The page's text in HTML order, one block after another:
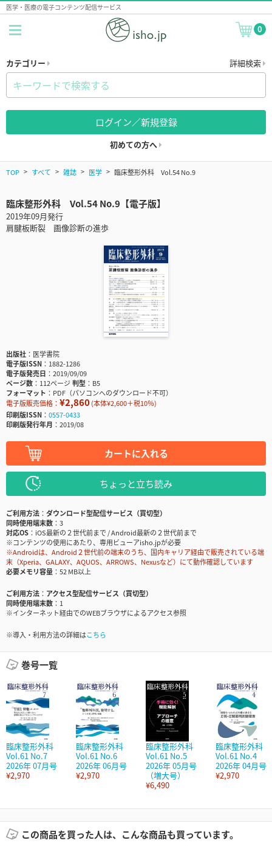
医学・医療の電子コンテンツ配信サービス
0
カテゴリー 詳細検索
ログイン／新規登録
初めての方へ
TOP すべて 雑誌 医学 臨床整形外科 Vol.54 No.9
臨床整形外科 Vol.54 No.9【電子版】
2019年09月発行
肩腱板断裂 画像診断の進歩
出版社
医学書院
電子版ISSN
1882-1286
電子版発売日
2019/09/09
ページ数
112ページ判型
B5
フォーマット
PDF（パソコンへのダウンロード不可）
電子版販売価格： ¥2,860(本体¥2,600＋税10％)
印刷版ISSN
0557-0433
印刷版発行年月
2019/08
カートに入れる
ちょっと立ち読み
ご利用方法
ダウンロード型配信サービス（買切型）
同時使用端末数
3
対応OS
iOS最新の２世代前まで / Android最新の２世代前まで
※コンテンツの使用にあたり、専用ビューアisho.jpが必要
※Androidは、Android２世代前の端末のうち、国内キャリア経由で販売されている端
末（Xperia、GALAXY、AQUOS、ARROWS、Nexusなど）にて動作確認しています
必要メモリ容量
52 MB以上
ご利用方法
アクセス型配信サービス（買切型）
同時使用端末数
1
※インターネット経由でのWEBブラウザによるアクセス参照
※導入・利用方法の詳細はこちら
巻号一覧
臨床整形外科
Vol.61 No.7
2026年 07月号
¥2,970
臨床整形外科
Vol.61 No.6
2026年 06月号
¥2,970
臨床整形外科
Vol.61 No.5
2026年 05月号
（増大号）
¥6,490
臨床整形外科
Vol.61 No.4
2026年 04月号
¥2,970
この商品を買った人は、こんな商品も買っています。